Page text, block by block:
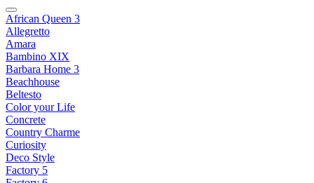
African Queen 3
Allegretto
Amara
Bambino XIX
Barbara Home 3
Beachhouse
Beltesto
Color your Life
Concrete
Country Charme
Curiosity
Deco Style
Factory 5